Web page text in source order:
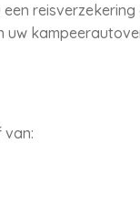
uw
van: